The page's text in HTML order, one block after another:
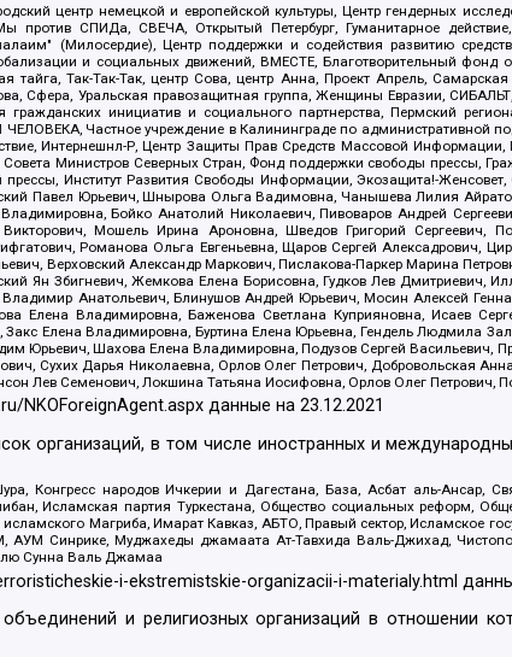
центр немецкой и европейской культуры, Центр гендерных
СПИДа, СВЕЧА, Открытый Петербург, Гуманитарное
(Милосердие), Центр поддержки и содействия развитию
и социальных движений, ВМЕСТЕ, Благотворительный
тайга, Так-Так-Так, центр Сова, центр Анна, Проект Апрель,
Сфера, Уральская правозащитная группа, Женщины Евразии,
гражданских инициатив и социального партнерства, Пермский
Частное учреждение в Калининграде по административной
Интернешнл-Р, Центр Защиты Прав Средств Массовой
Министров Северных Стран, Фонд поддержки свободы прессы,
Институт Развития Свободы Информации, Экозащита!-
Павел Юрьевич, Шнырова Ольга Вадимовна, Чанышева Лилия
Бойко Анатолий Николаевич, Пивоваров Андрей
Мошель Ирина Ароновна, Шведов Григорий Сергеевич,
Романова Ольга Евгеньевна, Щаров Сергей Алексадрович,
Верховский Александр Маркович, Пислакова-Паркер Марина
Ян Збигневич, Жемкова Елена Борисовна, Гудков Лев
Анатольевич, Блинушов Андрей Юрьевич, Мосин Алексей
Елена Владимировна, Баженова Светлана Куприяновна, Исаев
Закс Елена Владимировна, Буртина Елена Юрьевна, Гендель Людмила
Юрьевич, Шахова Елена Владимировна, Подузов Сергей Васильевич,
Сухих Дарья Николаевна, Орлов Олег Петрович, Добровольская
Лев Семенович, Локшина Татьяна Иосифовна, Орлов Олег Петрович,
NKOForeignAgent.aspx данные на23.12.2021
организаций, в том числе иностранных и
Конгресс народов Ичкерии и Дагестана, База, Асбат аль-Ансар,
Исламская партия Туркестана, Общество социальных реформ,
Магриба, Имарат Кавказ, АБТО, Правый сектор, Исламское
АУМ Синрике, Муджахеды джамаата Ат-Тавхида Валь-Джихад,
Сунна Валь Джамаа
i-ekstremistskie-organizacii-i-materialy.html
и религиозных организаций в отношении